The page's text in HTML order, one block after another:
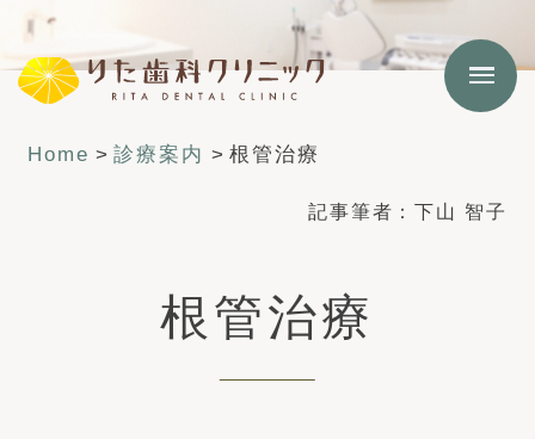
Home >診療案内 > 根管治療
記事筆者：下山 智子
根管治療